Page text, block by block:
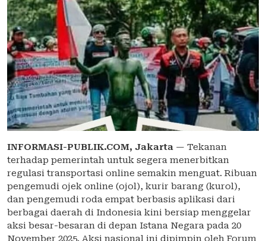
INFORMASI-PUBLIK.COM, Jakarta — Tekanan
terhadap pemerintah untuk segera menerbitkan
regulasi transportasi online semakin menguat. Ribuan
pengemudi ojek online (ojol), kurir barang (kurol),
dan pengemudi roda empat berbasis aplikasi dari
berbagai daerah di Indonesia kini bersiap menggelar
aksi besar-besaran di depan Istana Negara pada 20
November 2025. Aksi nasional ini dipimpin oleh Forum